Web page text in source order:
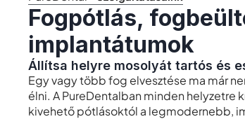
Fogpótlás,
implantátumok
Állítsa helyre mosolyát tartós és
Egy vagy több fog elvesztése ma már
élni. A PureDentalban minden helyzetre
kivehető pótlásoktól a legmodernebb,